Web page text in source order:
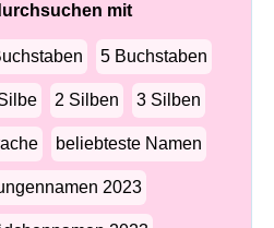
mit
5 Buchstaben
2 Silben 3 Silben
beliebteste Namen
2023